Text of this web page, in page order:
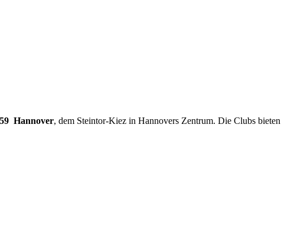
Hannover, dem Steintor-Kiez in Hannovers Zentrum. Die Clubs